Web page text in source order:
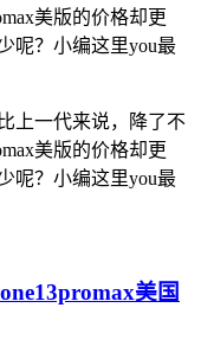
美版的价格却更
呢？小编这里you最
上一代来说，降了不
美版的价格却更
呢？小编这里you最